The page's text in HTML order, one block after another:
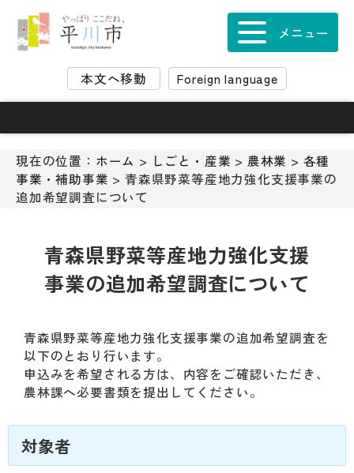
ョ
ス
ブ
ニ
本文へ移動 Foreign language
メニュー
現在の位置： ホーム > しごと・産業 > 農林業 > 各種
事業・補助事業 > 青森県野菜等産地力強化支援事業の
追加希望調査について
青森県野菜等産地力強化支援
事業の追加希望調査について
青森県野菜等産地力強化支援事業の追加希望調査を
以下のとおり行います。
申込みを希望される方は、内容をご確認いただき、
農林課へ必要書類を提出してください。
対象者